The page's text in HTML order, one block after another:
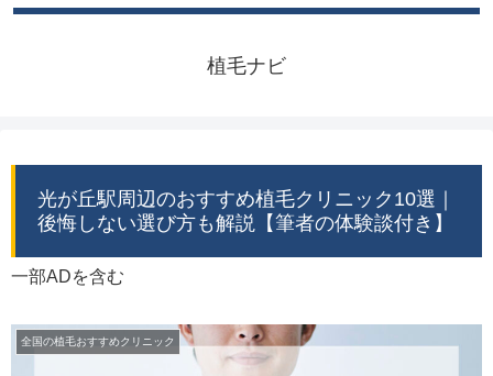
植毛ナビ
光が丘駅周辺のおすすめ植毛クリニック10選｜
後悔しない選び方も解説【筆者の体験談付き】
一部ADを含む
全国の植毛おすすめクリニック